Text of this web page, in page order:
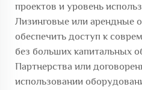
проектов и уровень
Лизинговые или арендные
обеспечить доступ к
без больших капитальных
Партнерства или
использовании